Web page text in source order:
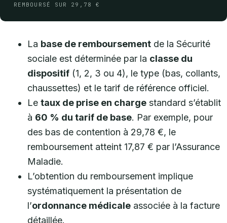
REMBOURSÉ SUR 29,78 €
La base de remboursement de la Sécurité
sociale est déterminée par la classe du
dispositif (1, 2, 3 ou 4), le type (bas, collants,
chaussettes) et le tarif de référence officiel.
Le taux de prise en charge standard s’établit
à 60 % du tarif de base. Par exemple, pour
des bas de contention à 29,78 €, le
remboursement atteint 17,87 € par l’Assurance
Maladie.
L’obtention du remboursement implique
systématiquement la présentation de
l’ordonnance médicale associée à la facture
détaillée.